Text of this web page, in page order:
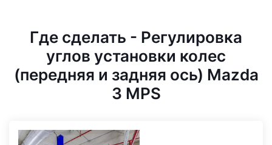
Где сделать - Регулировка
углов установки колес
(передняя и задняя ось) Mazda
3 MPS